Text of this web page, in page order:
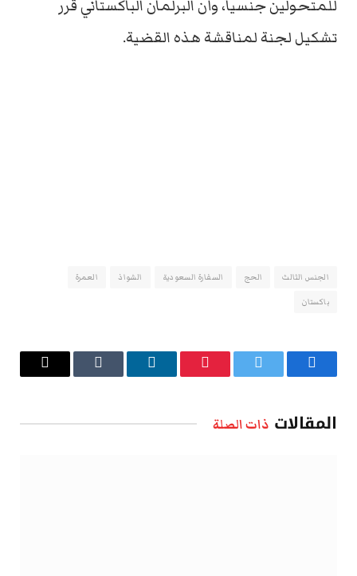
للمتحولين جنسياً، وأن البرلمان الباكستاني قرر
تشكيل لجنة لمناقشة هذه القضية.
الجنس الثالث الحج السفارة السعودية الشواذ
العمرة
باكستان
فيسبوك تويتر بينتيريستلينكدإن Tumblr
البريد
المقالات ذات الصلة